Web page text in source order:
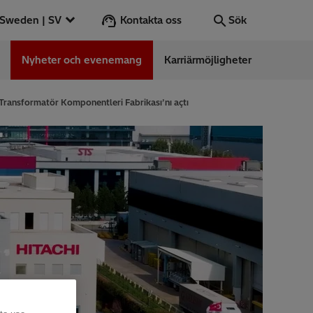
Sweden | SV
OK
Kontakta oss Sök
Sök
Stories
Nyheter och evenemang Karriärmöjligheter
Komponentleri Fabrikası’nı açtı